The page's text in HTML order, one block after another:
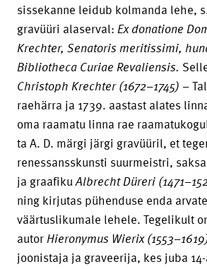
sissekanne leidub kolmanda lehe,
gravüüri alaserval: Ex donatione
Krechter, Senatoris meritissimi,
Bibliotheca Curiae Revaliensis.
Christoph Krechter (1672–1745) –
raehärra ja 1739. aastast alates
oma raamatu linna rae
ta A. D. märgi järgi gravüüril, et
renessansskunsti suurmeistri,
ja graafikuAlbrecht Düreri
ning kirjutas pühenduse enda
väärtuslikumale lehele. Tegelikult
autorHieronymus Wierix
joonistaja ja graveerija, kes juba